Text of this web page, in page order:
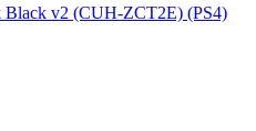
Black v2 (CUH-ZCT2E) (PS4)